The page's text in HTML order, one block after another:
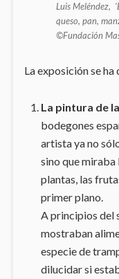
Luis Meléndez,
queso, pan,
©Fundación
La exposición se
La pintura de
bodegones
artista ya no
sino que miraba
plantas, las
primer plano.
A principios del
mostraban
especie de
dilucidar si